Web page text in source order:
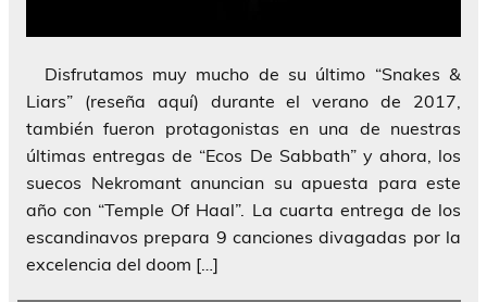
Disfrutamos muy mucho de su último “Snakes &
Liars” (reseña aquí) durante el verano de 2017,
también fueron protagonistas en una de nuestras
últimas entregas de “Ecos De Sabbath” y ahora, los
suecos Nekromant anuncian su apuesta para este
año con “Temple Of Haal”. La cuarta entrega de los
escandinavos prepara 9 canciones divagadas por la
excelencia del doom […]